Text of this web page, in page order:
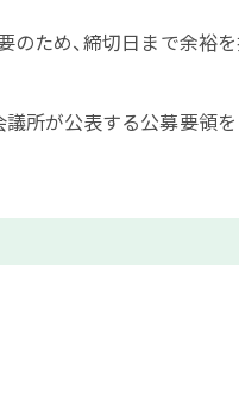
ため、締切日まで余裕
所が公表する公募要領を